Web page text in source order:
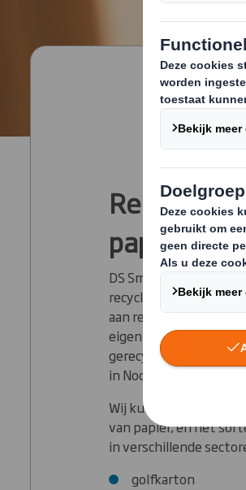
DS Smith is het
recycling van Europa
aan recyclingmateriaal
eigen
gerecycled papier
in Noord-Amerika.
Wij kunnen het
van papier, en het
in verschillende
golfkarton